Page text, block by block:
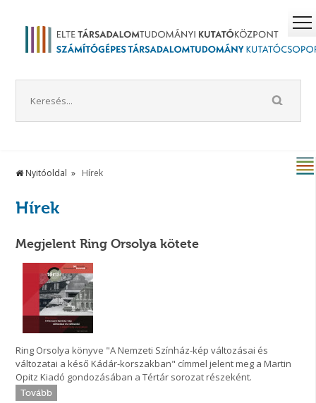
Nyitóoldal Hírek
Hírek
Megjelent Ring Orsolya kötete
Ring Orsolya könyve "A Nemzeti Színház-kép változásai és
változatai a késő Kádár-korszakban" címmel jelent meg a Martin
Opitz Kiadó gondozásában a Tértár sorozat részeként.
Tovább